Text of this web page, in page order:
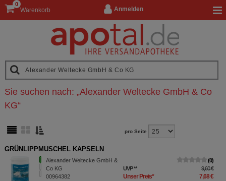
Anmelden
Warenkorb
0
Sie suchen nach: „Alexander Weltecke GmbH & Co
KG“
pro Seite
GRÜNLIPPMUSCHEL KAPSELN
Alexander Weltecke GmbH &
Co KG
00964382
0
UVP** 9,60 €
Unser Preis* 7,68 €